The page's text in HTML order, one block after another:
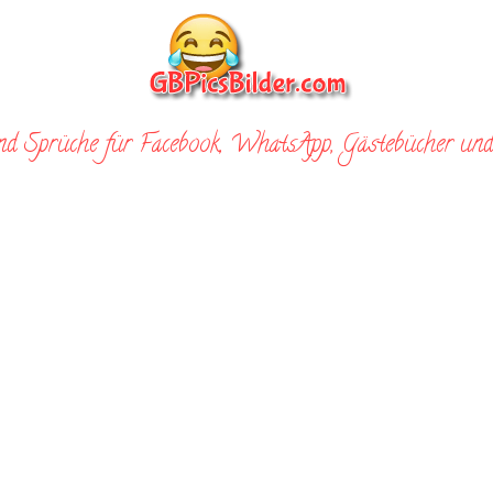
Sprüche für Facebook, WhatsApp, Gästebücher